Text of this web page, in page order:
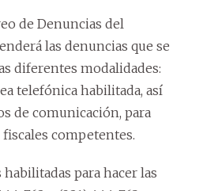
de Denuncias del
las denuncias que se
diferentes modalidades:
telefónica habilitada, así
de comunicación, para
competentes.
para hacer las